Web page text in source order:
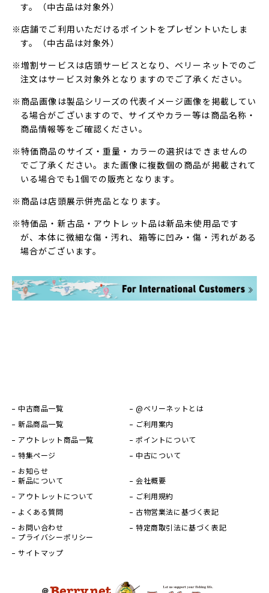
す。（中古品は対象外）
※店舗でご利用いただけるポイントをプレゼントいたしま
す。（中古品は対象外）
※増割サービスは店頭サービスとなり、ベリーネットでのご
注文はサービス対象外となりますのでご了承ください。
※商品画像は製品シリーズの代表イメージ画像を掲載してい
る場合がございますので、サイズやカラー等は商品名称・
商品情報等をご確認ください。
※特価商品のサイズ・重量・カラーの選択はできませんの
でご了承ください。また画像に複数個の商品が掲載されて
いる場合でも1個での販売となります。
※商品は店頭展示併売品となります。
※特価品・新古品・アウトレット品は新品未使用品です
が、本体に微細な傷・汚れ、箱等に凹み・傷・汚れがある
場合がございます。
中古商品一覧
新品商品一覧
アウトレット商品一覧
特集ページ
お知らせ
@ベリーネットとは
ご利用案内
ポイントについて
中古について
新品について
アウトレットについて
よくある質問
お問い合わせ
会社概要
ご利用規約
古物営業法に基づく表記
特定商取引法に基づく表記
プライバシーポリシー
サイトマップ